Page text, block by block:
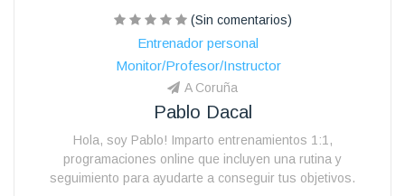
(Sin comentarios)
Entrenador personal
Monitor/Profesor/Instructor
A Coruña
Pablo Dacal
Hola, soy Pablo! Imparto entrenamientos 1:1,
programaciones online que incluyen una rutina y
seguimiento para ayudarte a conseguir tus objetivos.